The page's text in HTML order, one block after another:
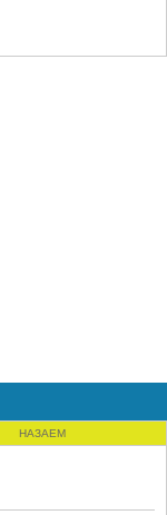
НАЗАЕМ